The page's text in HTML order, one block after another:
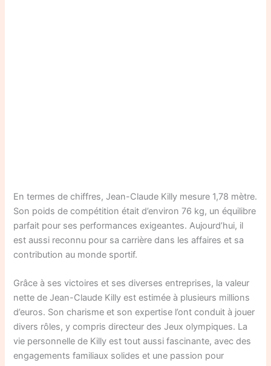
En termes de chiffres, Jean-Claude Killy mesure 1,78 mètre.
Son poids de compétition était d’environ 76 kg, un équilibre
parfait pour ses performances exigeantes. Aujourd’hui, il
est aussi reconnu pour sa carrière dans les affaires et sa
contribution au monde sportif.
Grâce à ses victoires et ses diverses entreprises, la valeur
nette de Jean-Claude Killy est estimée à plusieurs millions
d’euros. Son charisme et son expertise l’ont conduit à jouer
divers rôles, y compris directeur des Jeux olympiques. La
vie personnelle de Killy est tout aussi fascinante, avec des
engagements familiaux solides et une passion pour